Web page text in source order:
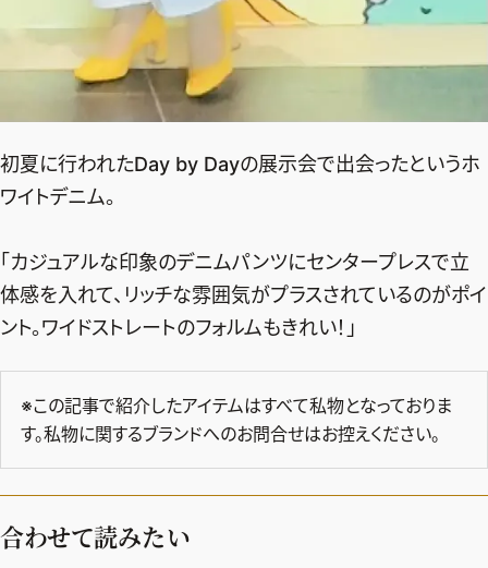
初夏に行われたDay by Dayの展示会で出会ったというホ
ワイトデニム。
「カジュアルな印象のデニムパンツにセンタープレスで立
体感を入れて、リッチな雰囲気がプラスされているのがポイ
ント。ワイドストレートのフォルムもきれい！」
※この記事で紹介したアイテムはすべて私物となっておりま
す。私物に関するブランドへのお問合せはお控えください。
合わせて読みたい